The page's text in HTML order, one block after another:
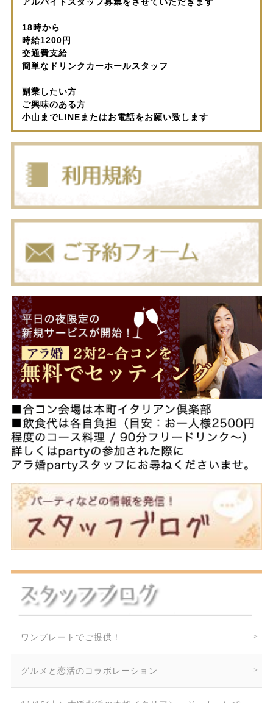
アルバイトスタッフ募集をさせていただきます
18時から
時給1200円
交通費支給
簡単なドリンクカーホールスタッフ
副業したい方
ご興味のある方
小山までLINEまたはお電話をお願い致します
ワンプレートでご提供！
グルメと恋活のコラボレーション